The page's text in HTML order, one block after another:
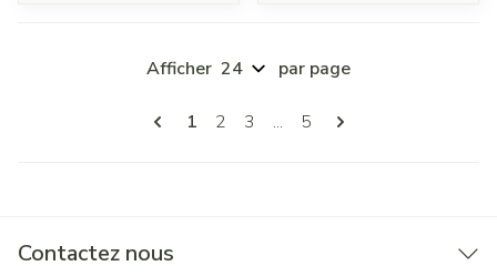
Pages
Vous lisez actuellement la page
1 Page
2 Page
3 ... Page
5
Afficher par page
Contactez nous